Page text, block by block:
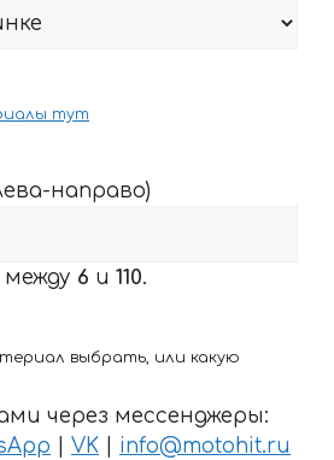
тут
направо)
6 и 110.
выбрать, или какую
через мессенджеры:
VK info@motohit.ru